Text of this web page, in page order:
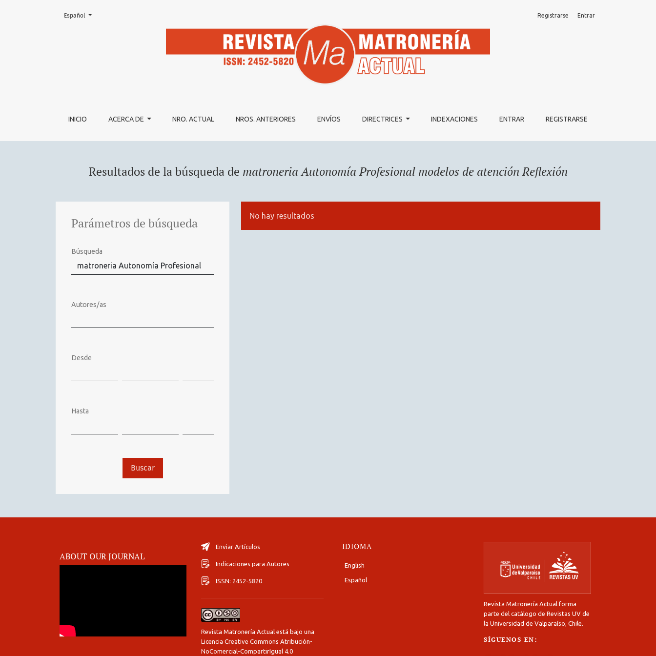
Buscar
INICIO ACERCA DE NRO. ACTUAL NROS. ANTERIORES ENVÍOS DIRECTRICES INDEXACIONES ENTRAR REGISTRARSE
Registrarse Entrar
Cambiar el idioma. El actual es:
Español
Resultados de la búsqueda de matroneria Autonomía Profesional modelos de atención Reflexión
No hay resultados
Parámetros de búsqueda
Búsqueda
Autores/as
Desde
Hasta
Buscar
ABOUT OUR JOURNAL
Enviar Artículos
Indicaciones para Autores
ISSN: 2452-5820
Revista Matronería Actual está bajo una
Licencia Creative Commons Atribución-
NoComercial-CompartirIgual 4.0
IDIOMA
English
Español
Revista Matronería Actual forma
parte del catálogo de Revistas UV de
la Universidad de Valparaíso, Chile.
SÍGUENOS EN: